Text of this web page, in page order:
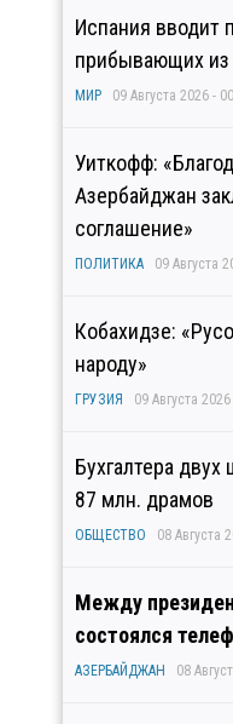
Испания вводит
прибывающих из
МИР 09 Августа 2026 -
Уиткофф:
Азербайджан
соглашение»
ПОЛИТИКА 09 Августа
Кобахидзе:
народу»
ГРУЗИЯ 09 Августа
Бухгалтера
87 млн. драмов
ОБЩЕСТВО 08 Августа
Между
состоялся
АЗЕРБАЙДЖАН 08